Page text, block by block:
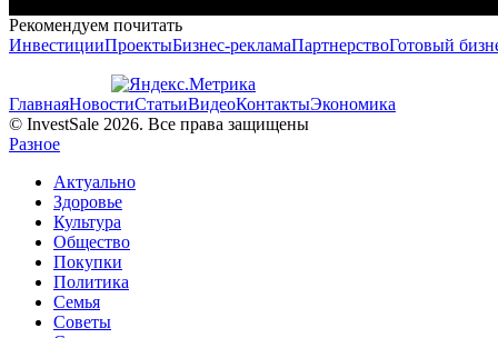
Рекомендуем почитать
ИнвестицииПроектыБизнес-рекламаПартнерствоГотовый
ГлавнаяНовостиСтатьиВидеоКонтактыЭкономика
© InvestSale 2026. Все права защищены
Разное
Актуально
Здоровье
Культура
Общество
Покупки
Политика
Семья
Советы